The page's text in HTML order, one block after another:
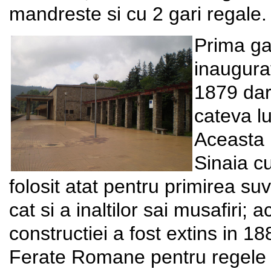
mandreste si cu 2 gari regale.
Prima
1879
cateva
Aceasta
Sinaia
folosit atat pentru primirea
cat si a inaltilor sai musafiri;
constructiei a fost extins in
Ferate Romane pentru